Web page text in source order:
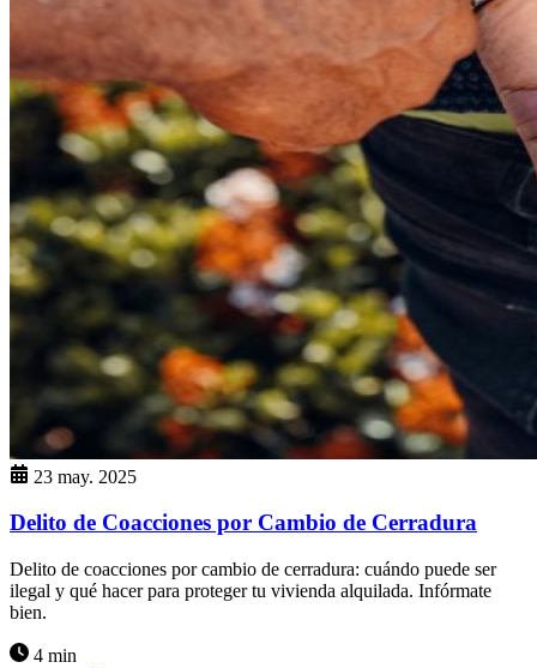
23 may. 2025
Delito de Coacciones por Cambio de Cerradura
Delito de coacciones por cambio de cerradura: cuándo puede ser
ilegal y qué hacer para proteger tu vivienda alquilada. Infórmate
bien.
4 min